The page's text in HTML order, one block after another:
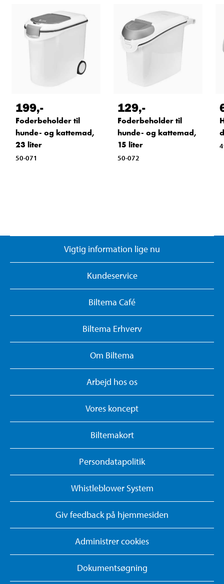
199,-
Foderbeholder til
hunde- og kattemad,
23 liter
50-071
129,-
Foderbeholder til
hunde- og kattemad,
15 liter
50-072
Vigtig information lige nu
Kundeservice
Biltema Café
Biltema Erhverv
Om Biltema
Arbejd hos os
Vores koncept
Biltemakort
Persondatapolitik
Whistleblower System
Giv feedback på hjemmesiden
Administrer cookies
Dokumentsøgning